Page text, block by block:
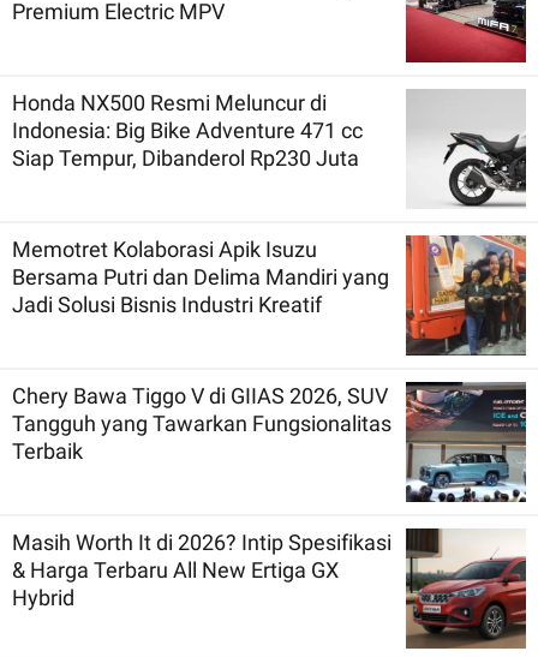
Premium Electric MPV
Honda NX500 Resmi Meluncur di
Indonesia: Big Bike Adventure 471 cc
Siap Tempur, Dibanderol Rp230 Juta
Memotret Kolaborasi Apik Isuzu
Bersama Putri dan Delima Mandiri yang
Jadi Solusi Bisnis Industri Kreatif
Chery Bawa Tiggo V di GIIAS 2026, SUV
Tangguh yang Tawarkan Fungsionalitas
Terbaik
Masih Worth It di 2026? Intip Spesifikasi
& Harga Terbaru All New Ertiga GX
Hybrid